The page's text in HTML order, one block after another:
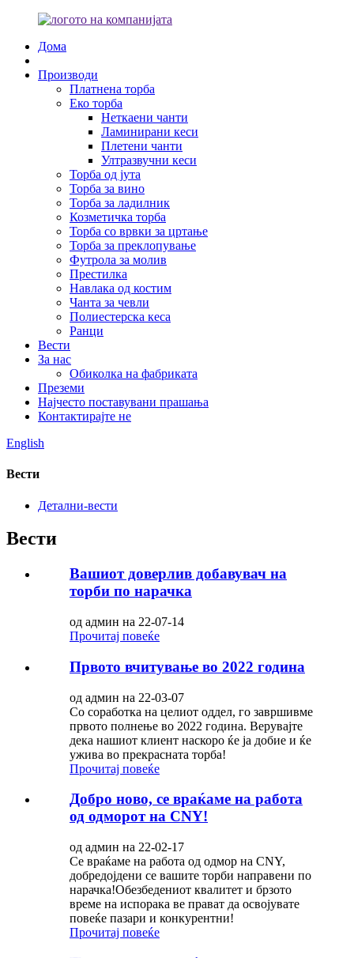
Дома
Производи
Платнена торба
Еко торба
Неткаени чанти
Ламинирани кеси
Плетени чанти
Ултразвучни кеси
Торба од јута
Торба за вино
Торба за ладилник
Козметичка торба
Торба со врвки за цртање
Торба за преклопување
Футрола за молив
Престилка
Навлака од костим
Чанта за чевли
Полиестерска кеса
Ранци
Вести
За нас
Обиколка на фабриката
Преземи
Најчесто поставувани прашања
Контактирајте не
English
Вести
Детални-вести
Вести
Вашиот доверлив добавувач на
торби по нарачка
од админ на 22-07-14
Прочитај повеќе
Првото вчитување во 2022 година
од админ на 22-03-07
Со соработка на целиот оддел, го завршивме
првото полнење во 2022 година. Верувајте
дека нашиот клиент наскоро ќе ја добие и ќе
ужива во прекрасната торба!
Прочитај повеќе
Добро ново, се враќаме на работа
од одморот на CNY!
од админ на 22-02-17
Се враќаме на работа од одмор на CNY,
добредојдени се вашите торби направени по
нарачка!Обезбедениот квалитет и брзото
време на испорака ве прават да освојувате
повеќе пазари и конкурентни!
Прочитај повеќе